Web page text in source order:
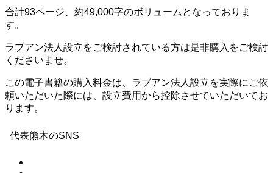
合計93ページ、約49,000字のボリュームとなっておりま
す。
ラブアン法人設立をご検討されている方は是非購入をご検討
くださいませ。
この電子書籍の購入料金は、ラブアン法人設立を実際にご依
頼いただいた際には、設立費用から控除させていただいてお
ります。
代表熊木のSNS